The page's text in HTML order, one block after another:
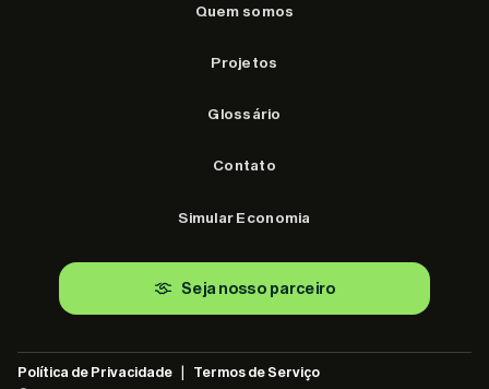
Quem somos
Projetos
Glossário
Contato
Simular Economia
Seja nosso parceiro
Política de Privacidade |
Termos de Serviço